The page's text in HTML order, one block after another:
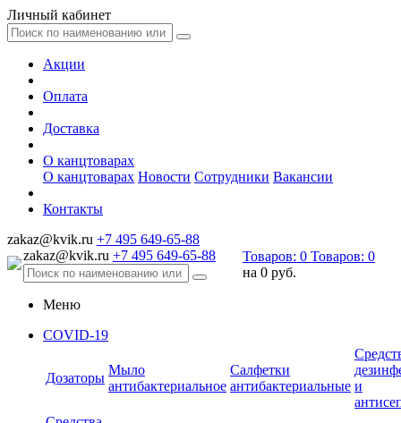
Личный кабинет
Акции
Оплата
Доставка
О канцтоварах
О канцтоварах Новости Сотрудники Вакансии
Контакты
zakaz@kvik.ru +7 495 649-65-88
zakaz@kvik.ru +7 495 649-65-88 Товаров: 0 Товаров: 0
на 0 руб.
Меню
COVID-19
Дозаторы
Мыло
антибактериальное
Салфетки
антибактериальные и